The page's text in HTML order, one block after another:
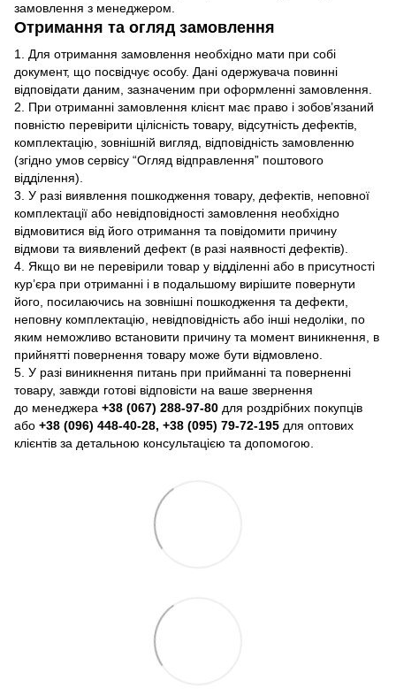
замовлення з менеджером.
Отримання та огляд замовлення
1. Для отримання замовлення необхідно мати при собі
документ, що посвідчує особу. Дані одержувача повинні
відповідати даним, зазначеним при оформленні замовлення.
2. При отриманні замовлення клієнт має право і зобов’язаний
повністю перевірити цілісність товару, відсутність дефектів,
комплектацію, зовнішній вигляд, відповідність замовленню
(згідно умов сервісу “Огляд відправлення” поштового
відділення).
3. У разі виявлення пошкодження товару, дефектів, неповної
комплектації або невідповідності замовлення необхідно
відмовитися від його отримання та повідомити причину
відмови та виявлений дефект (в разі наявності дефектів).
4. Якщо ви не перевірили товар у відділенні або в присутності
кур’єра при отриманні і в подальшому вирішите повернути
його, посилаючись на зовнішні пошкодження та дефекти,
неповну комплектацію, невідповідність або інші недоліки, по
яким неможливо встановити причину та момент виникнення, в
прийнятті повернення товару може бути відмовлено.
5. У разі виникнення питань при прийманні та поверненні
товару, завжди готові відповісти на ваше звернення
до менеджера +38 (067) 288-97-80 для роздрібних покупців
або +38 (096) 448-40-28, +38 (095) 79-72-195 для оптових
клієнтів за детальною консультацією та допомогою.